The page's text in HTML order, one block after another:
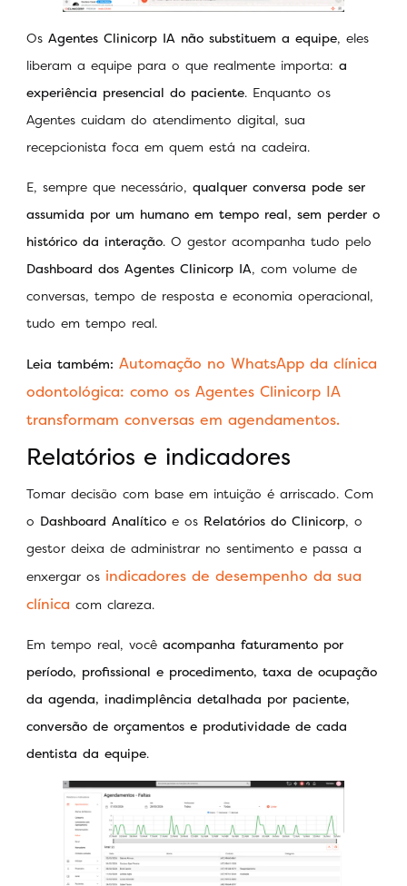
Os Agentes Clinicorp IA não substituem a equipe, eles
liberam a equipe para o que realmente importa: a
experiência presencial do paciente. Enquanto os
Agentes cuidam do atendimento digital, sua
recepcionista foca em quem está na cadeira.
E, sempre que necessário, qualquer conversa pode ser
assumida por um humano em tempo real, sem perder o
histórico da interação. O gestor acompanha tudo pelo
Dashboard dos Agentes Clinicorp IA, com volume de
conversas, tempo de resposta e economia operacional,
tudo em tempo real.
Leia também: Automação no WhatsApp da clínica
odontológica: como os Agentes Clinicorp IA
transformam conversas em agendamentos.
Relatórios e indicadores
Tomar decisão com base em intuição é arriscado. Com
o Dashboard Analítico e os Relatórios do Clinicorp, o
gestor deixa de administrar no sentimento e passa a
enxergar os indicadores de desempenho da sua
clínica com clareza.
Em tempo real, você acompanha faturamento por
período, profissional e procedimento, taxa de ocupação
da agenda, inadimplência detalhada por paciente,
conversão de orçamentos e produtividade de cada
dentista da equipe.